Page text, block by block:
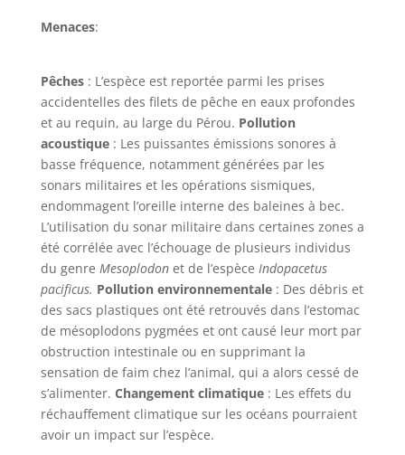
Menaces:
Pêches : L’espèce est reportée parmi les prises
accidentelles des filets de pêche en eaux profondes
et au requin, au large du Pérou. Pollution
acoustique : Les puissantes émissions sonores à
basse fréquence, notamment générées par les
sonars militaires et les opérations sismiques,
endommagent l’oreille interne des baleines à bec.
L’utilisation du sonar militaire dans certaines zones a
été corrélée avec l’échouage de plusieurs individus
du genre Mesoplodon et de l’espèce Indopacetus
pacificus. Pollution environnementale : Des débris et
des sacs plastiques ont été retrouvés dans l’estomac
de mésoplodons pygmées et ont causé leur mort par
obstruction intestinale ou en supprimant la
sensation de faim chez l’animal, qui a alors cessé de
s’alimenter. Changement climatique : Les effets du
réchauffement climatique sur les océans pourraient
avoir un impact sur l’espèce.